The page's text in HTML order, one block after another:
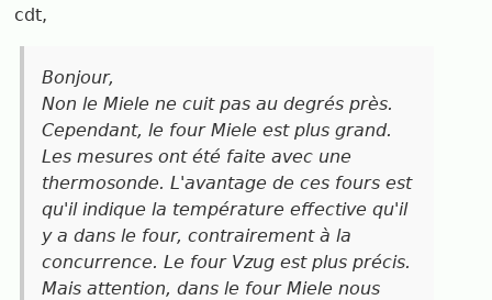
cdt,
Bonjour,
Non le Miele ne cuit pas au degrés près.
Cependant, le four Miele est plus grand.
Les mesures ont été faite avec une
thermosonde. L'avantage de ces fours est
qu'il indique la température effective qu'il
y a dans le four, contrairement à la
concurrence. Le four Vzug est plus précis.
Mais attention, dans le four Miele nous